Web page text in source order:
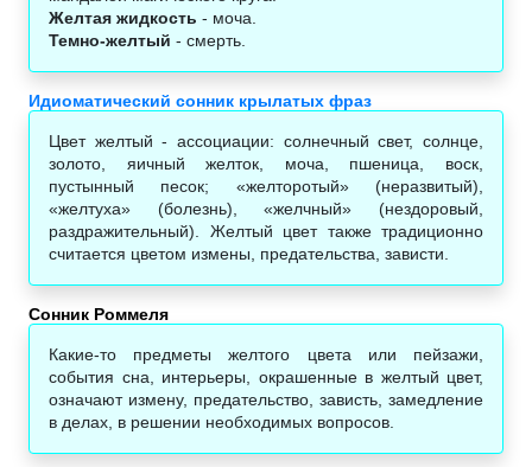
Желтая жидкость - моча.
Темно-желтый - смерть.
Идиоматический сонник крылатых фраз
Цвет желтый - ассоциации: солнечный свет, солнце,
золото, яичный желток, моча, пшеница, воск,
пустынный песок; «желторотый» (неразвитый),
«желтуха» (болезнь), «желчный» (нездоровый,
раздражительный). Желтый цвет также традиционно
считается цветом измены, предательства, зависти.
Сонник Роммеля
Какие-то предметы желтого цвета или пейзажи,
события сна, интерьеры, окрашенные в желтый цвет,
означают измену, предательство, зависть, замедление
в делах, в решении необходимых вопросов.